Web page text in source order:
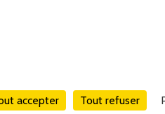
accepter Tout refuser